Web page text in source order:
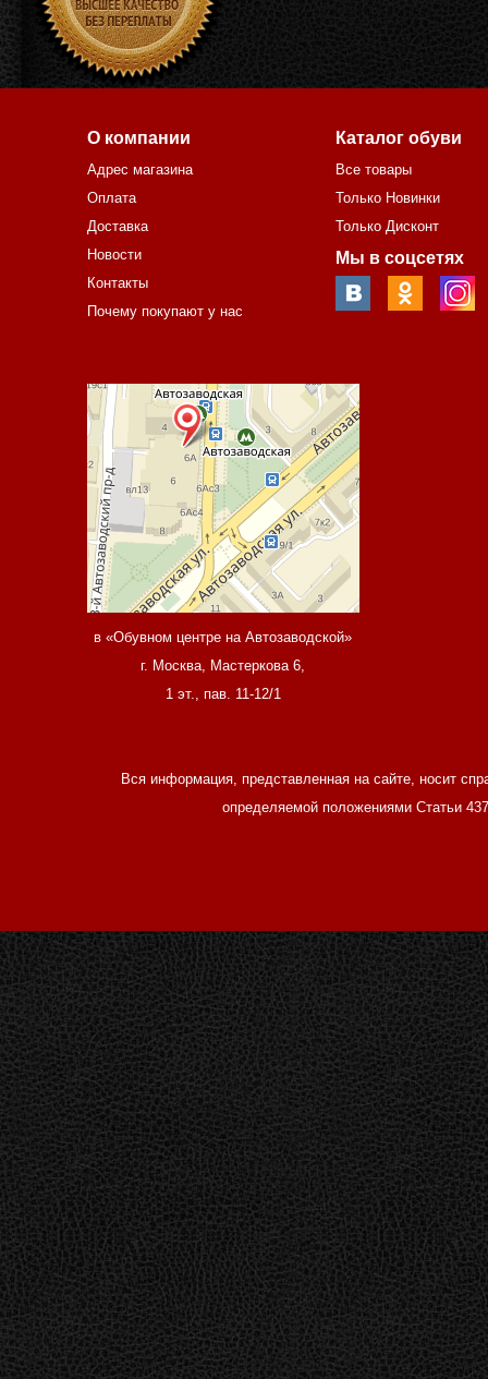
О компании
Адрес магазина
Оплата
Доставка
Новости
Контакты
Почему покупают у нас
Каталог обуви
Все товары
Только Новинки
Только Дисконт
Мы в соцсетях
в «Обувном центре на Автозаводской»
г. Москва, Мастеркова 6,
1 эт., пав. 11-12/1
Вся информация, представленная на сайте, носит
определяемой положениями Статьи